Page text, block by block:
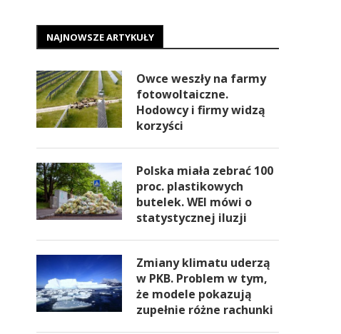
NAJNOWSZE ARTYKUŁY
Owce weszły na farmy
fotowoltaiczne.
Hodowcy i firmy widzą
korzyści
Polska miała zebrać 100
proc. plastikowych
butelek. WEI mówi o
statystycznej iluzji
Zmiany klimatu uderzą
w PKB. Problem w tym,
że modele pokazują
zupełnie różne rachunki